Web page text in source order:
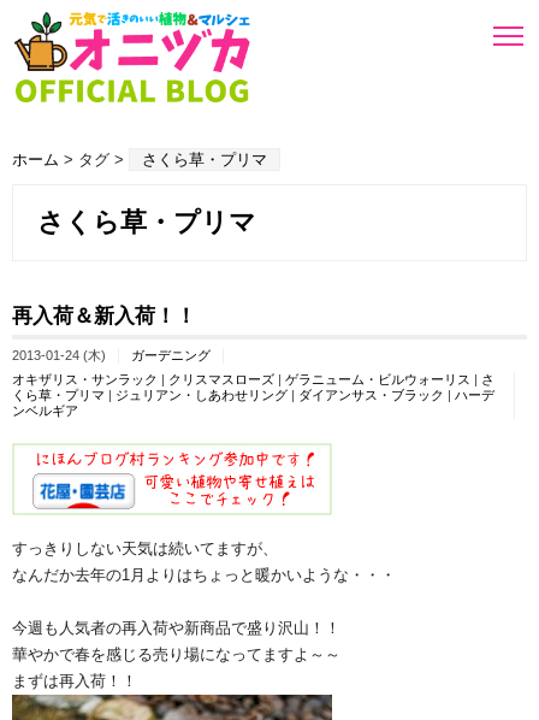
ホーム > タグ > さくら草・プリマ
さくら草・プリマ
再入荷＆新入荷！！
2013-01-24 (木)
ガーデニング
オキザリス・サンラック | クリスマスローズ | ゲラニューム・ビルウォーリス | さ
くら草・プリマ | ジュリアン・しあわせリング | ダイアンサス・ブラック | ハーデ
ンベルギア
すっきりしない天気は続いてますが、
なんだか去年の1月よりはちょっと暖かいような・・・
今週も人気者の再入荷や新商品で盛り沢山！！
華やかで春を感じる売り場になってますよ～～
まずは再入荷！！